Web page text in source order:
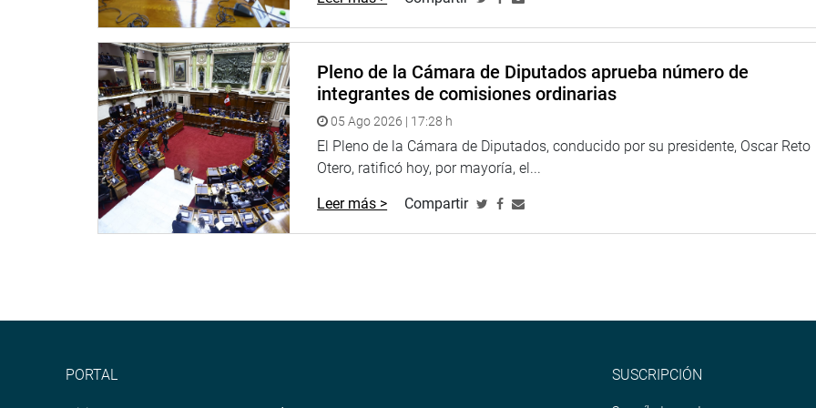
Pleno de la Cámara de Diputados aprueba número de
integrantes de comisiones ordinarias
05 Ago 2026 | 17:28 h
El Pleno de la Cámara de Diputados, conducido por su presidente, Oscar Reto
Otero, ratificó hoy, por mayoría, el...
Leer más > Compartir
PORTAL SUSCRIPCIÓN